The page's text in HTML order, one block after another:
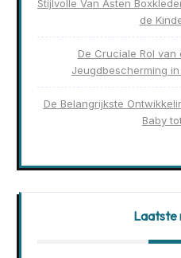
Stijlvolle Van Asten
de
De Cruciale Rol
Jeugdbescherming
De Belangrijkste
Baby
Laatste